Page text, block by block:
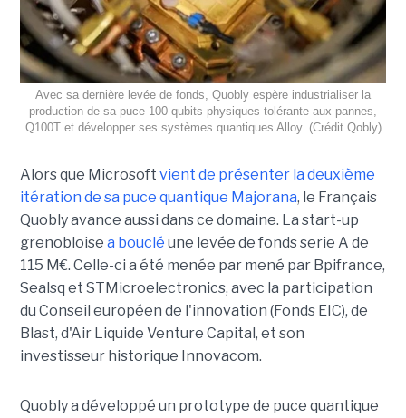
Avec sa dernière levée de fonds, Quobly espère industrialiser la
production de sa puce 100 qubits physiques tolérante aux pannes,
Q100T et développer ses systèmes quantiques Alloy. (Crédit Qobly)
Alors que Microsoft vient de présenter la deuxième
itération de sa puce quantique Majorana, le Français
Quobly avance aussi dans ce domaine. La start-up
grenobloise a bouclé une levée de fonds serie A de
115 M€. Celle-ci a été menée par mené par Bpifrance,
Sealsq et STMicroelectronics, avec la participation
du Conseil européen de l'innovation (Fonds EIC), de
Blast, d'Air Liquide Venture Capital, et son
investisseur historique Innovacom.
Quobly a développé un prototype de puce quantique